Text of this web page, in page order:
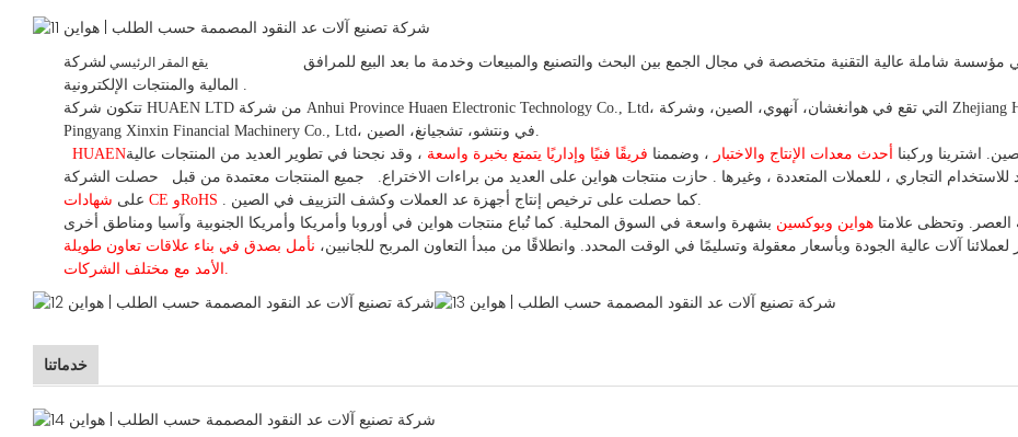
يقع المقر الرئيسي
مؤسسة شاملة عالية التقنية متخصصة في مجال الجمع بين البحث والتصنيع والمبيعات وخدمة ما بعد البيع للمرافق
تتكون شركة HUAEN LTD من شركة Anhui Province Huaen Electronic Technology Co., Ltd، التي تقع في هوانغشان، آنهوي، الصين، وشركة Zhejiang Huaen Electronic Technology Co., Ltd، والتي كانت سلفها شركة
HUAEN
اشترينا وركبنا أحدث معدات الإنتاج والاختبار ، وضممنا فريقًا فنيًا وإداريًا يتمتع بخبرة واسعة ، وقد نجحنا في تطوير
العديد من المنتجات عالية
للاستخدام التجاري ، للعملات المتعددة ، وغيرها . حازت منتجات هواين على العديد من براءات الاختراع. جميع المنتجات معتمدة من قبل
حصلت الشركة
على
شهادات CE وRoHS
وتحظى علامتا هواين وبوكسين بشهرة واسعة في السوق المحلية. كما
آلات عالية الجودة وبأسعار معقولة وتسليمًا في الوقت المحدد. وانطلاقًا من مبدأ التعاون المربح للجانبين، نأمل بصدق في بناء علاقات تعاون طويلة
خدماتنا